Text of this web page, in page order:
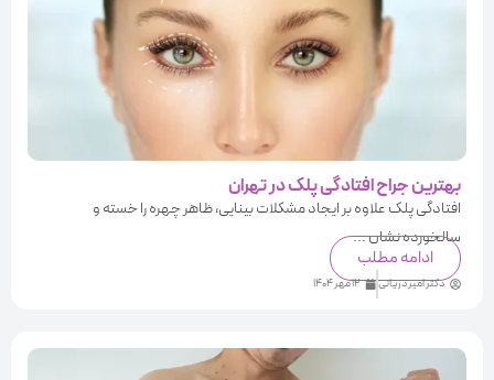
بهترین جراح افتادگی پلک در تهران
افتادگی پلک علاوه بر ایجاد مشکلات بینایی، ظاهر چهره را خسته و
سالخورده نشان ...
ادامه مطلب
دکتر امیر دریانی 12 مهر 1404